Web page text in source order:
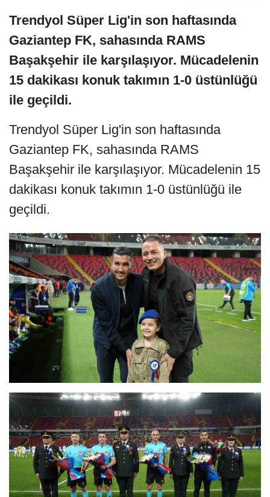
Trendyol Süper Lig'in son haftasında
Gaziantep FK, sahasında RAMS
Başakşehir ile karşılaşıyor. Mücadelenin
15 dakikası konuk takımın 1-0 üstünlüğü
ile geçildi.
Trendyol Süper Lig'in son haftasında
Gaziantep FK, sahasında RAMS
Başakşehir ile karşılaşıyor. Mücadelenin 15
dakikası konuk takımın 1-0 üstünlüğü ile
geçildi.